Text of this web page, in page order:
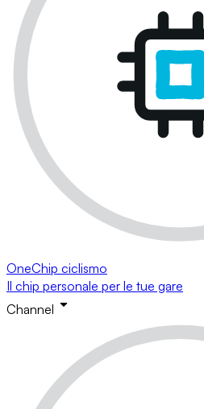
OneChip ciclismo
Il chip personale per le tue gare
Channel